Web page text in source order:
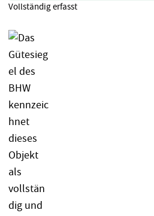
Vollständig erfasst